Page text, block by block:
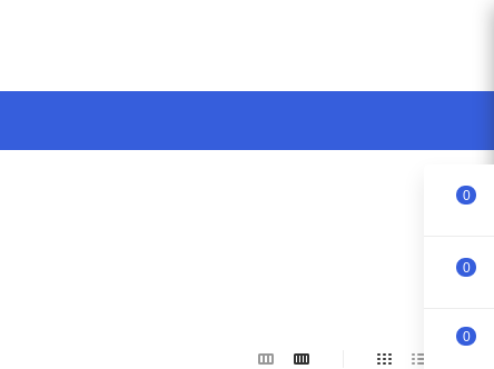
0
0
0